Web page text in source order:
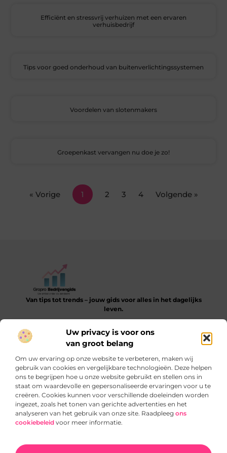
Uw privacy is voor ons
van groot belang
Om uw ervaring op onze website te verbeteren, maken wij
gebruik van cookies en vergelijkbare technologieën. Deze helpen
ons te begrijpen hoe u onze website gebruikt en stellen ons in
staat om waardevolle en gepersonaliseerde ervaringen voor u te
creëren. Cookies kunnen voor verschillende doeleinden worden
ingezet, zoals het tonen van gerichte advertenties en het
analyseren van het gebruik van onze site. Raadpleeg ons
cookiebeleid voor meer informatie.
Efficiënt en stressvrij verhuizen met een ervaren
verhuisbedrijf
Tips voor goed onderhoud van buitenverlichtingssystemen
Voordelen van slotenmakers
Groepenkast vervangen nu doe je zo!
« Vorige 1 2 3 4 Volgende »
Van tips tot trends – jouw gids voor alles in het dagelijks
leven.
helpen bij het ontdekken, leren en verbeteren van je dagelijkse
routine.
Bericht categorie
Onze informatie